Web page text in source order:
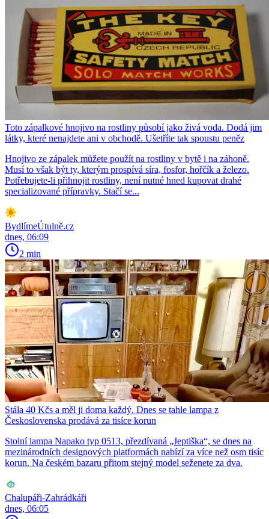
Toto zápalkové hnojivo na rostliny působí jako živá voda. Dodá jim
látky, které nenajdete ani v obchodě. Ušetříte tak spoustu peněz
Hnojivo ze zápalek můžete použít na rostliny v bytě i na záhoně.
Musí to však být ty, kterým prospívá síra, fosfor, hořčík a železo.
Potřebujete-li přihnojit rostliny, není nutné hned kupovat drahé
specializované přípravky. Stačí se...
BydlímeÚtulně.cz
dnes, 06:09
2 min
Stála 40 Kčs a měl ji doma každý. Dnes se tahle lampa z
Československa prodává za tisíce korun
Stolní lampa Napako typ 0513, přezdívaná „Jeptiška“, se dnes na
mezinárodních designových platformách nabízí za více než osm tisíc
korun. Na českém bazaru přitom stejný model seženete za dva.
Chalupáři-Zahrádkáři
dnes, 06:05